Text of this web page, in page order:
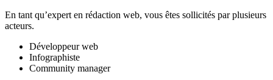
En tant qu’expert en rédaction web, vous êtes sollicités par plusieurs
acteurs.
Développeur web
Infographiste
Community manager